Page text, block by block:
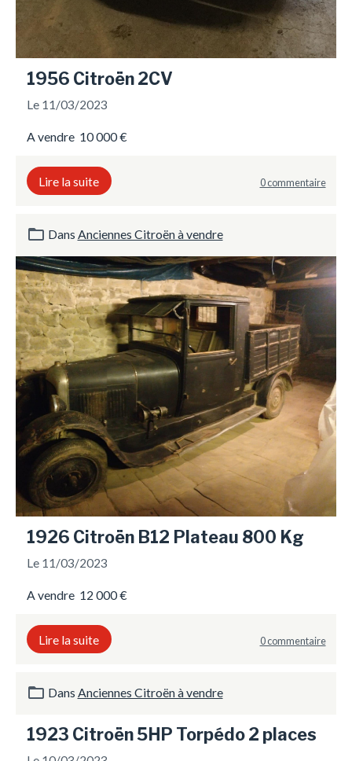
1956 Citroën 2CV
Le 11/03/2023
A vendre 10 000 €
Lire la suite 0 commentaire
Dans Anciennes Citroën à vendre
1926 Citroën B12 Plateau 800 Kg
Le 11/03/2023
A vendre 12 000 €
Lire la suite 0 commentaire
Dans Anciennes Citroën à vendre
1923 Citroën 5HP Torpédo 2 places